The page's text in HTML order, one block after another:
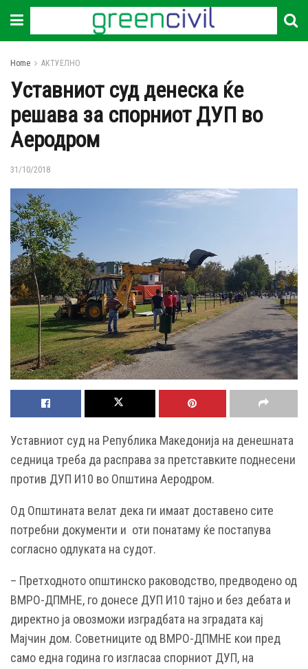
Home АКТУЕЛНО
Уставниот суд денеска ќе
решава за спорниот ДУП во
Аеродром
31/10/2018
Уставниот суд на Република Македонија на денешната
седница треба да расправа за претставките поднесени
против ДУП И10 во Општина Аеродром.
Од Општината велат дека ги имаат доставено сите
потребни документи и оти понатаму ќе постапува
согласно одлуката на судот.
– Претходното општинско раководство, предводено од
ВМРО-ДПМНЕ, го донeсе ДУП И10 тајно и без дебата и
директно ја овозможи изградбата на зградата кај
Мајчин дом. Советниците од ВМРО-ДПМНЕ кои пред
само една година го изгласаа спорниот ДУП, на